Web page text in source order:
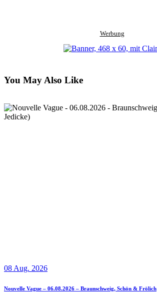
Werbung
You May Also Like
08 Aug. 2026
Nouvelle Vague – 06.08.2026 – Braunschweig, Schön & Frölich